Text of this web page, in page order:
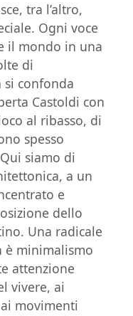
tra l’altro,
Ogni voce
il mondo in una
di
si confonda
Castoldi con
al ribasso, di
spesso
siamo di
a un
e
dello
Una radicale
è minimalismo
attenzione
vivere, ai
movimenti